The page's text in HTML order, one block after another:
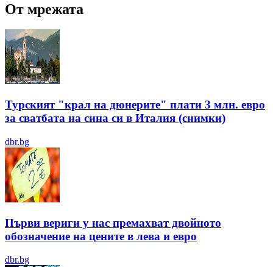
От мрежата
Турският "крал на дюнерите" плати 3 млн. евро
за сватбата на сина си в Италия (снимки)
dbr.bg
Първи вериги у нас премахват двойното
обозначение на цените в лева и евро
dbr.bg